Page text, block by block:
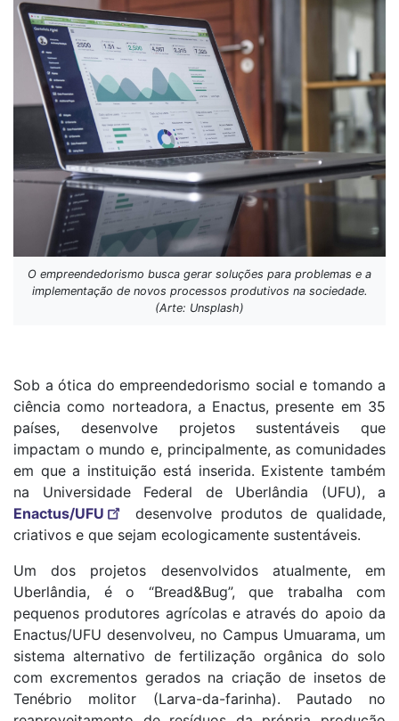
O empreendedorismo busca gerar soluções para problemas e a
implementação de novos processos produtivos na sociedade.
(Arte: Unsplash)
Sob a ótica do empreendedorismo social e tomando a
ciência como norteadora, a Enactus, presente em 35
países, desenvolve projetos sustentáveis que
impactam o mundo e, principalmente, as comunidades
em que a instituição está inserida. Existente também
na Universidade Federal de Uberlândia (UFU), a
Enactus/UFU
desenvolve produtos de qualidade,
criativos e que sejam ecologicamente sustentáveis.
Um dos projetos desenvolvidos atualmente, em
Uberlândia, é o “Bread&Bug”, que trabalha com
pequenos produtores agrícolas e através do apoio da
Enactus/UFU desenvolveu, no Campus Umuarama, um
sistema alternativo de fertilização orgânica do solo
com excrementos gerados na criação de insetos de
Tenébrio molitor (Larva-da-farinha). Pautado no